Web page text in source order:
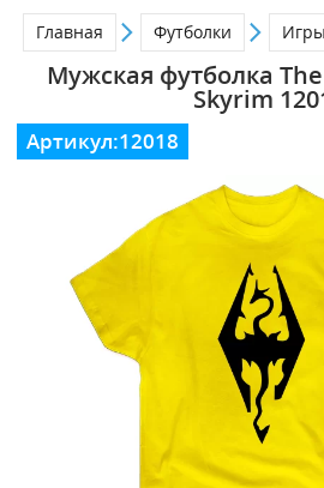
Главная Футболки Игры
Мужская футболка
Skyrim
Артикул:12018